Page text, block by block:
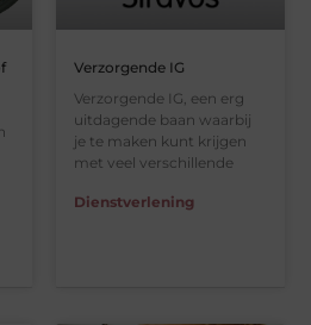
Verzorgende IG
Verzorgende IG, een erg
uitdagende baan waarbij
je te maken kunt krijgen
met veel verschillende
Dienstverlening